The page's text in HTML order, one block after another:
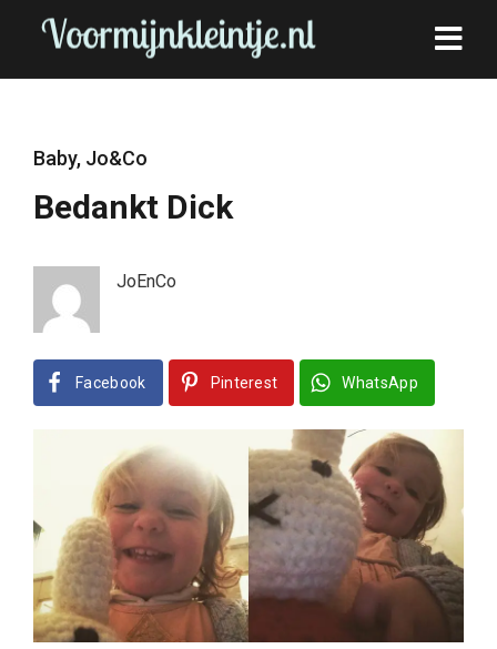
Baby, Jo&Co
Bedankt Dick
JoEnCo
Facebook Pinterest WhatsApp